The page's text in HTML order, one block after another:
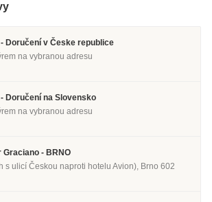
Doručení v Česke republice
na vybranou adresu
Doručení na Slovensko
na vybranou adresu
Graciano - BRNO
s ulicí Českou naproti hotelu Avion), Brno 602